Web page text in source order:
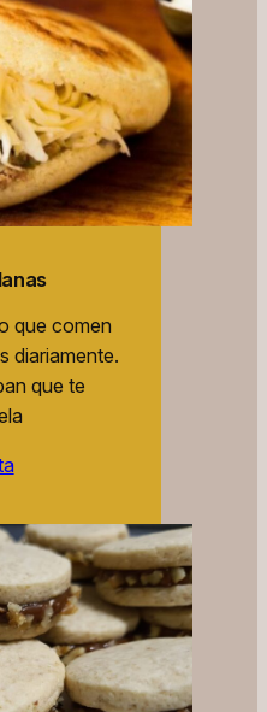
que comen
diariamente.
que te